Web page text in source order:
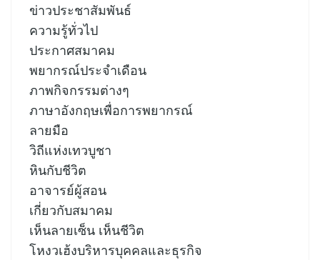
ข่าวประชาสัมพันธ์
ความรู้ทั่วไป
ประกาศสมาคม
พยากรณ์ประจำเดือน
ภาพกิจกรรมต่างๆ
ภาษาอังกฤษเพื่อการพยากรณ์
ลายมือ
วิถีแห่งเทวบูชา
หินกับชีวิต
อาจารย์ผู้สอน
เกี่ยวกับสมาคม
เห็นลายเซ็น เห็นชีวิต
โหงวเฮ้งบริหารบุคคลและธุรกิจ